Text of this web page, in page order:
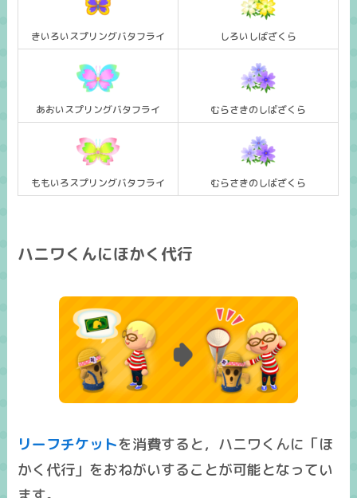
きいろいスプリングバタフライ しろいしばざくら
あおいスプリングバタフライ むらさきのしばざくら
ももいろスプリングバタフライ むらさきのしばざくら
ハニワくんにほかく代行
リーフチケットを消費すると，ハニワくんに「ほ
かく代行」をおねがいすることが可能となってい